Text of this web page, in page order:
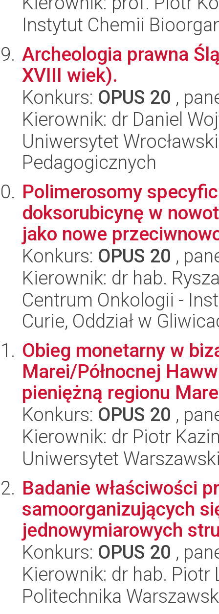
Instytut Chemii
Archeologia prawna
XVIII wiek).
Konkurs: OPUS 20 ,
Kierownik: dr Daniel
Uniwersytet
Pedagogicznych
Polimerosomy
doksorubicynę w
jako nowe
Konkurs: OPUS 20 ,
Kierownik: dr hab.
Centrum Onkologii -
Curie, Oddział w
Obieg monetarny w
Marei/Północnej
pieniężną regionu
Konkurs: OPUS 20 ,
Kierownik: dr Piotr
Uniwersytet
Badanie właściwości
samoorganizujących
jednowymiarowych
Konkurs: OPUS 20 ,
Kierownik: dr hab. Piotr
Politechnika